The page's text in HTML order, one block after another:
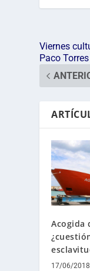
Viernes
Paco Torres
Acogida
17/06/2018